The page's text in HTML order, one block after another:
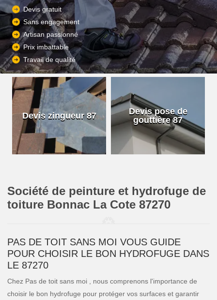
Devis gratuit
Sans engagement
Artisan passionné
Prix imbattable
Travail de qualité
Devis zingueur 87
Devis pose de
gouttière 87
Société de peinture et hydrofuge de
toiture Bonnac La Cote 87270
PAS DE TOIT SANS MOI VOUS GUIDE
POUR CHOISIR LE BON HYDROFUGE DANS
LE 87270
Chez Pas de toit sans moi , nous comprenons l'importance de
choisir le bon hydrofuge pour protéger vos surfaces et garantir